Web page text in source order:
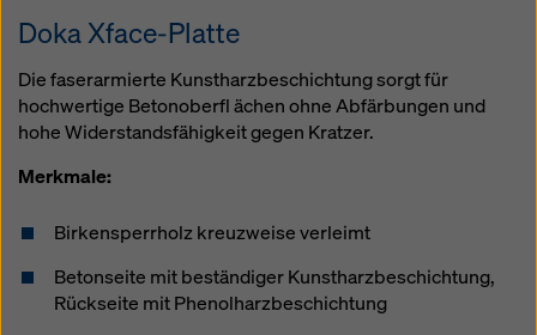
Doka Xface-Platte
Die faserarmierte Kunstharzbeschichtung sorgt für
hochwertige Betonoberfl ächen ohne Abfärbungen und
hohe Widerstandsfähigkeit gegen Kratzer.
Merkmale:
Birkensperrholz kreuzweise verleimt
Betonseite mit beständiger Kunstharzbeschichtung,
Rückseite mit Phenolharzbeschichtung